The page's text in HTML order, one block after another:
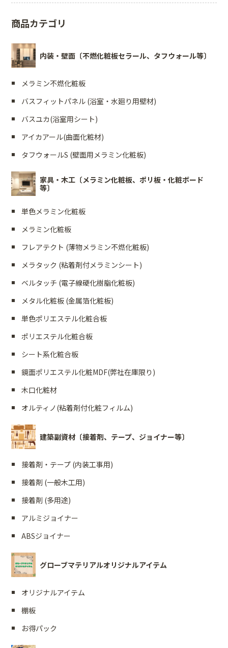
商品カテゴリ
内装・壁面〔不燃化粧板セラール、タフウォール等〕
メラミン不燃化粧板
バスフィットパネル (浴室・水廻り用壁材)
バスユカ(浴室用シート)
アイカアール(曲面化粧材)
タフウォールS (壁面用メラミン化粧板)
家具・木工〔メラミン化粧板、ポリ板・化粧ボード
等〕
単色メラミン化粧板
メラミン化粧板
フレアテクト (薄物メラミン不燃化粧板)
メラタック (粘着剤付メラミンシート)
ベルタッチ (電子線硬化樹脂化粧板)
メタル化粧板 (金属箔化粧板)
単色ポリエステル化粧合板
ポリエステル化粧合板
シート系化粧合板
鏡面ポリエステル化粧MDF(弊社在庫限り)
木口化粧材
オルティノ(粘着剤付化粧フィルム)
建築副資材〔接着剤、テープ、ジョイナー等〕
接着剤・テープ (内装工事用)
接着剤 (一般木工用)
接着剤 (多用途)
アルミジョイナー
ABSジョイナー
グローブマテリアルオリジナルアイテム
オリジナルアイテム
棚板
お得パック